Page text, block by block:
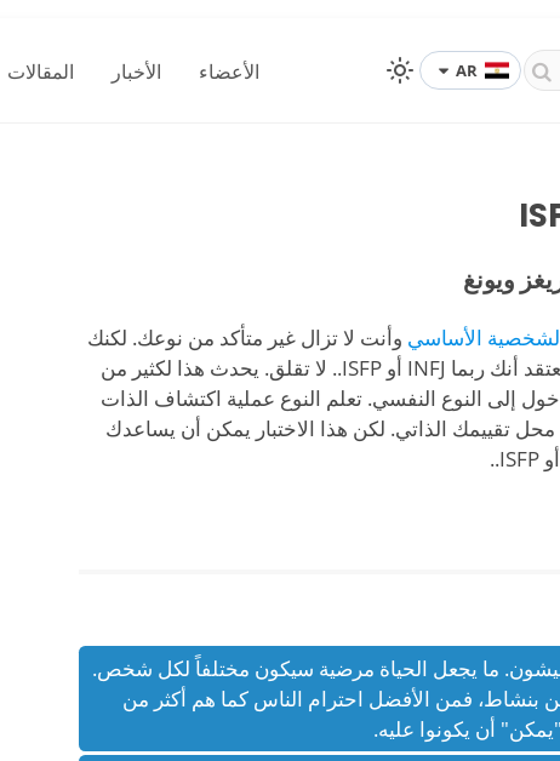
المقالات الأخبار الأعضاء AR
ويونغ
الأساسي وأنت لا تزال غير متأكد من نوعك. لكنك
ألقيت نظرة على النظام وتعتقد أنك ربما INFJ أو ISFP.. لا تقلق. يحدث هذا لكثير من
إلى النوع النفسي. تعلم النوع عملية اكتشاف الذات
محل تقييمك الذاتي. لكن هذا الاختبار يمكن أن يساعدك
ما يجعل الحياة مرضية سيكون مختلفاً لكل شخص.
بنشاط، فمن الأفضل احترام الناس كما هم أكثر من
أن يكونوا عليه.